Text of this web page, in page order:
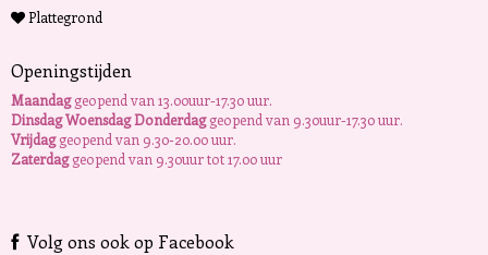
Plattegrond
Openingstijden
Maandaggeopend van 13.00uur-17.30 uur.
Dinsdag Woensdag Donderdaggeopend van 9.30uur-17.30 uur.
Vrijdaggeopend van 9.30-20.00 uur.
Zaterdaggeopend van 9.30uur tot 17.00 uur
Volg ons ook op Facebook